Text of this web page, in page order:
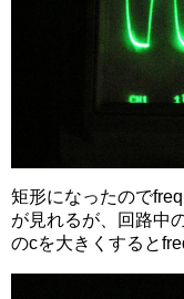
矩形になったので
が見れるが、回路中
のcを大きくすると